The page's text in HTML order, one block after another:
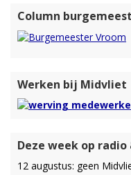
Column
Werken bij Midvliet
Deze week op radio
12 augustus: geen